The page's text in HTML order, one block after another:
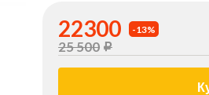
22300 -13%
25 500